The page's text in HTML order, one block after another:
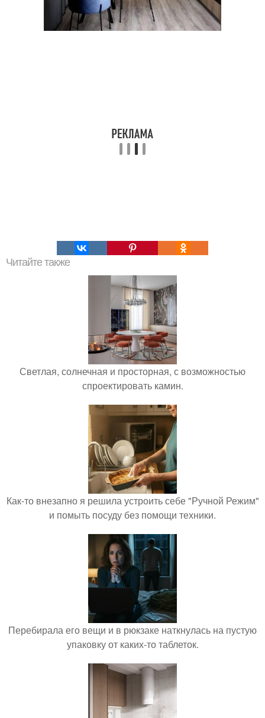
Читайте также
Светлая, солнечная и просторная, с возможностью
спроектировать камин.
Как-то внезапно я решила устроить себе "Ручной Режим"
и помыть посуду без помощи техники.
Перебирала его вещи и в рюкзаке наткнулась на пустую
упаковку от каких-то таблеток.